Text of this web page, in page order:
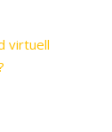
virtuell